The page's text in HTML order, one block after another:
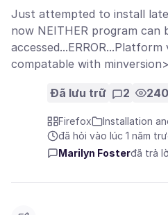
Just attempted to install
now NEITHER program can
compatable with
Đã lưu trữ 2 240
Firefox
Installation
đã hỏi vào lúc 1 năm
Marilyn Fosterđã trả